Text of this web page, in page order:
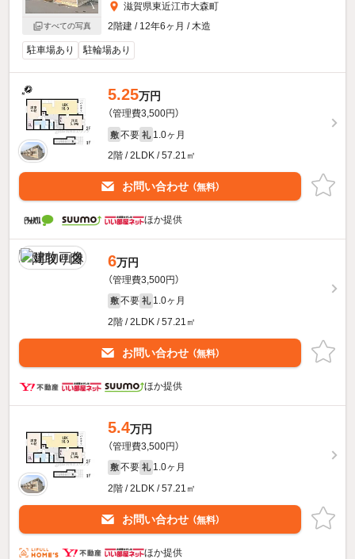
すべての写真
滋賀県東近江市大森町
2階建 / 12年6ヶ月 / 木造
駐車場あり 駐輪場あり
5.25万円
（管理費3,500円）
敷 不要 礼 1.0ヶ月
2階 / 2LDK / 57.21㎡
お問い合わせ （無料）
ほか提供
6万円
（管理費3,500円）
敷 不要 礼 1.0ヶ月
2階 / 2LDK / 57.21㎡
お問い合わせ （無料）
ほか提供
5.4万円
（管理費3,500円）
敷 不要 礼 1.0ヶ月
2階 / 2LDK / 57.21㎡
お問い合わせ （無料）
ほか提供